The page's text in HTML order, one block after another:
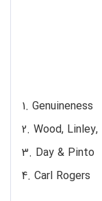
1. Genuineness
2. Wood,
3. Day & Pinto
4. Carl Rogers